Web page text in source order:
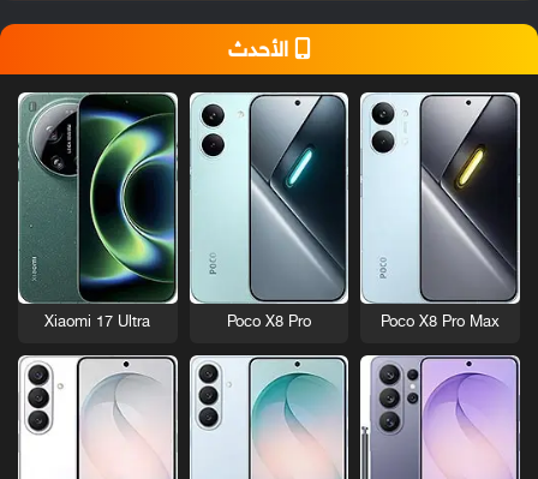
الأحدث
Poco X8 Pro Max
Poco X8 Pro
Xiaomi 17 Ultra